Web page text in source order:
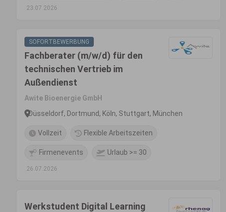
23.07.2026
SOFORTBEWERBUNG
Fachberater (m/w/d) für den
technischen Vertrieb im
Außendienst
Awite Bioenergie GmbH
Düsseldorf, Dortmund, Köln, Stuttgart, München
Vollzeit Flexible Arbeitszeiten
Firmenevents Urlaub >= 30
26.07.2026
Werkstudent Digital Learning